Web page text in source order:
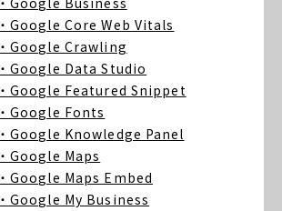
・Google Core Web Vitals
・Google Crawling
・Google Data Studio
・Google Featured Snippet
・Google Fonts
・Google Knowledge Panel
・Google Maps
・Google Maps Embed
・Google My Business